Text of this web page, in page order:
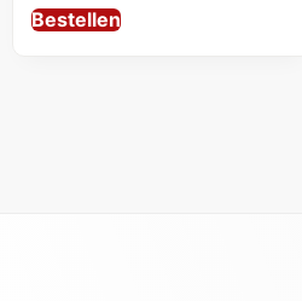
Bestellen